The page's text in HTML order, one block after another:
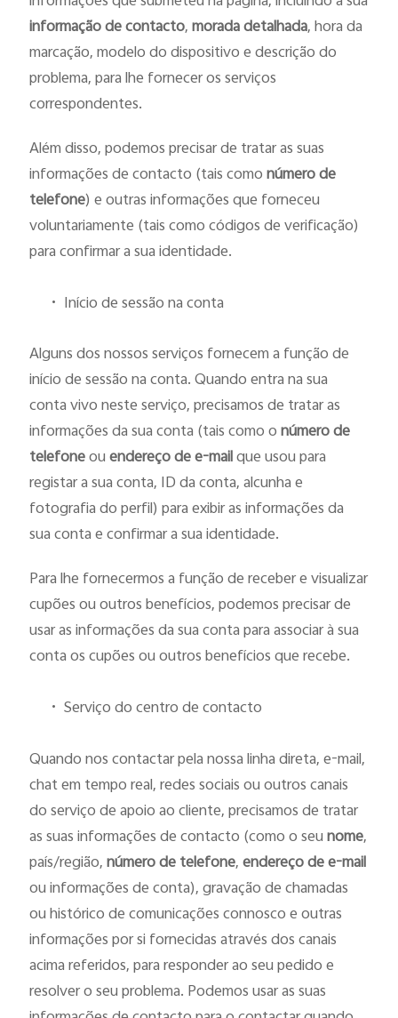
informação de contacto,morada detalhada, hora da
marcação, modelo do dispositivo e descrição do
problema, para lhe fornecer os serviços
correspondentes.
Além disso, podemos precisar de tratar as suas
informações de contacto (tais comonúmero de
telefone) e outras informações que forneceu
voluntariamente (tais como códigos de verificação)
para confirmar a sua identidade.
• Início de sessão na conta
Alguns dos nossos serviços fornecem a função de
início de sessão na conta. Quando entra na sua
conta vivo neste serviço, precisamos de tratar as
informações da sua conta (tais como onúmero de
telefoneouendereço de e-mailque usou para
registar a sua conta, ID da conta, alcunha e
fotografia do perfil) para exibir as informações da
sua conta e confirmar a sua identidade.
Para lhe fornecermos a função de receber e visualizar
cupões ou outros benefícios, podemos precisar de
usar as informações da sua conta para associar à sua
conta os cupões ou outros benefícios que recebe.
• Serviço do centro de contacto
Quando nos contactar pela nossa linha direta, e-mail,
chat em tempo real, redes sociais ou outros canais
do serviço de apoio ao cliente, precisamos de tratar
as suas informações de contacto (como o seunome,
país/região,número de telefone,endereço de e-mail
ou informações de conta), gravação de chamadas
ou histórico de comunicações connosco e outras
informações por si fornecidas através dos canais
acima referidos, para responder ao seu pedido e
resolver o seu problema. Podemos usar as suas